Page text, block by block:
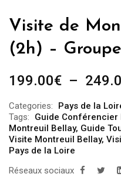
Visite de
(2h) –
199.00€ –
Categories: Pays de la
Tags:
Guide Conférencier
Montreuil Bellay, Guide
Visite Montreuil Bellay,
Pays de la Loire
Réseaux sociaux